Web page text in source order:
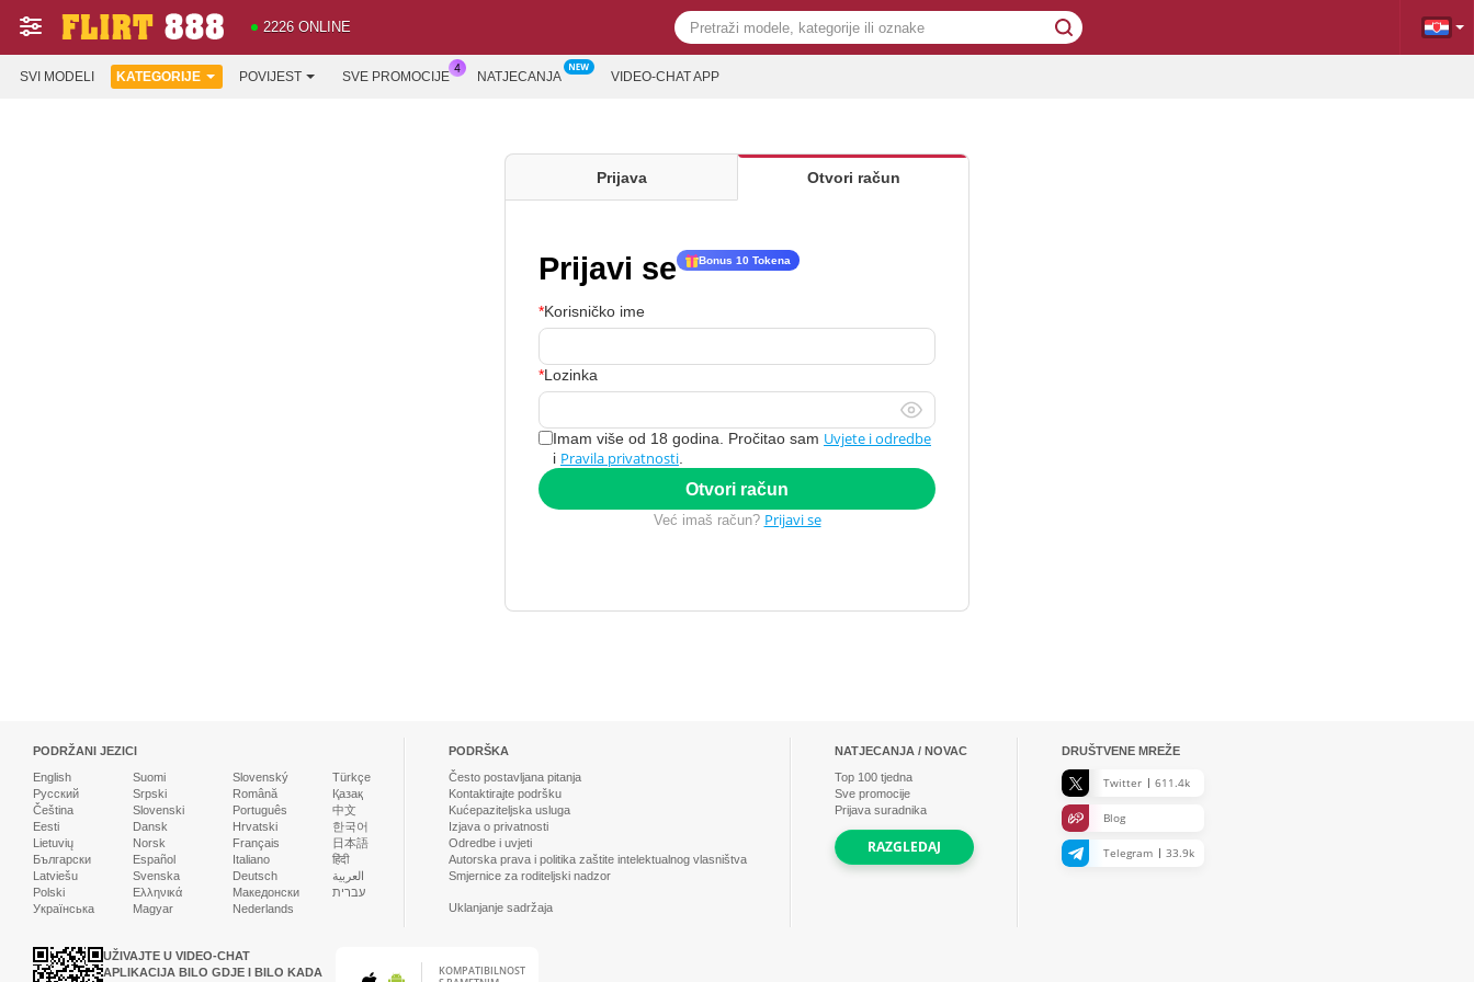
2226 ONLINE
SVI MODELI KATEGORIJE POVIJEST SVE PROMOCIJE NATJECANJA VIDEO-CHAT APP
Prijava Otvori račun
Prijavi se Bonus 10 Tokena
Korisničko ime
Lozinka
Imam više od 18 godina. Pročitao sam Uvjete i odredbe
i Pravila privatnosti
Otvori račun
Već imaš račun? Prijavi se
PODRŽANI JEZICI
English
Русский
Čeština
Eesti
Lietuvių
Български
Latviešu
Polski
Українська
Suomi
Srpski
Slovenski
Dansk
Norsk
Español
Svenska
Ελληνικά
Magyar
Slovenský
Română
Português
Hrvatski
Français
Italiano
Deutsch
Македонски
Nederlands
Türkçe
Қазақ
中文
한국어
日本語
हिंदी
العربية
עברית
PODRŠKA
Često postavljana pitanja
Kontaktirajte podršku
Kućepaziteljska usluga
Izjava o privatnosti
Odredbe i uvjeti
Autorska prava i politika zaštite intelektualnog vlasništva
Smjernice za roditeljski nadzor
Uklanjanje sadržaja
NATJECANJA / NOVAC
Top 100 tjedna
Sve promocije
Prijava suradnika
RAZGLEDAJ
DRUŠTVENE MREŽE
Twitter 611.4k
Blog
Telegram 33.9k
UŽIVAJTE U VIDEO-CHAT
APLIKACIJA BILO GDJE I BILO KADA
KOMPATIBILNOST